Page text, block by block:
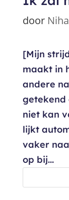
door
[Mijn
maakt in
andere
getekend
niet kan
lijkt
vaker
op bij...